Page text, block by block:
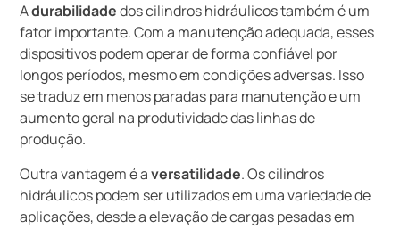
Adurabilidadedos cilindros hidráulicos também é um
fator importante. Com a manutenção adequada, esses
dispositivos podem operar de forma confiável por
longos períodos, mesmo em condições adversas. Isso
se traduz em menos paradas para manutenção e um
aumento geral na produtividade das linhas de
produção.
Outra vantagem é aversatilidade. Os cilindros
hidráulicos podem ser utilizados em uma variedade de
aplicações, desde a elevação de cargas pesadas em